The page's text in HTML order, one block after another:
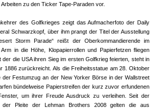
zu den Ticker Tape-Paraden vor.
des Golfkrieges zeigt das Aufmacherfoto der Daily
Schwarzkopf, über ihm prangt der Titel der Ausstellung
Storm Parade“ reißt der Oberkommandierende im
in die Höhe, Klopapierrollen und Papierfetzen fliegen
die USA ihren Sieg im ersten Golfkrieg feierten, steht in
1886 zurückreicht. Als die Freiheitsstatue am 28. Oktober
der Festumzug an der New Yorker Börse in der Wallstreet
bündelweise Papierstreifen der kurz zuvor erfundenen
um ihrer Freude Ausdruck zu verleihen. Seit der
der Pleite der Lehman Brothers 2008 gelten die aus